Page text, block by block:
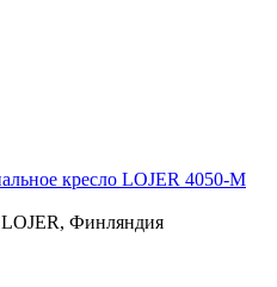
кресло LOJER 4050-M
LOJER, Финляндия